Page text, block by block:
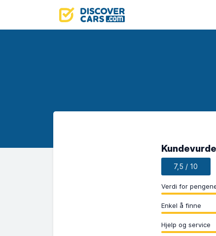
7,5 / 10
Verdi for
Enkel å finne
Hjelp og service